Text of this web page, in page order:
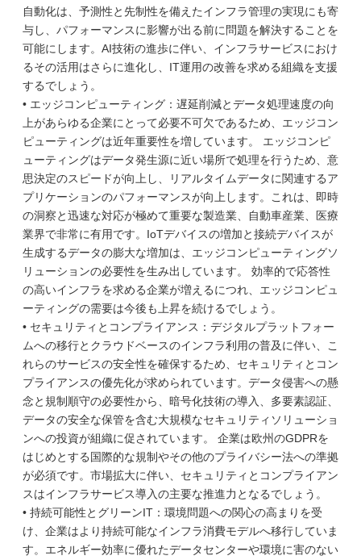
自動化は、予測性と先制性を備えたインフラ管理の実現にも寄
与し、パフォーマンスに影響が出る前に問題を解決することを
可能にします。AI技術の進歩に伴い、インフラサービスにおけ
るその活用はさらに進化し、IT運用の改善を求める組織を支援
するでしょう。
• エッジコンピューティング：遅延削減とデータ処理速度の向
上があらゆる企業にとって必要不可欠であるため、エッジコン
ピューティングは近年重要性を増しています。 エッジコンピ
ューティングはデータ発生源に近い場所で処理を行うため、意
思決定のスピードが向上し、リアルタイムデータに関連するア
プリケーションのパフォーマンスが向上します。これは、即時
の洞察と迅速な対応が極めて重要な製造業、自動車産業、医療
業界で非常に有用です。IoTデバイスの増加と接続デバイスが
生成するデータの膨大な増加は、エッジコンピューティングソ
リューションの必要性を生み出しています。 効率的で応答性
の高いインフラを求める企業が増えるにつれ、エッジコンピュ
ーティングの需要は今後も上昇を続けるでしょう。
• セキュリティとコンプライアンス：デジタルプラットフォー
ムへの移行とクラウドベースのインフラ利用の普及に伴い、こ
れらのサービスの安全性を確保するため、セキュリティとコン
プライアンスの優先化が求められています。データ侵害への懸
念と規制順守の必要性から、暗号化技術の導入、多要素認証、
データの安全な保管を含む大規模なセキュリティソリューショ
ンへの投資が組織に促されています。 企業は欧州のGDPRを
はじめとする国際的な規制やその他のプライバシー法への準拠
が必須です。市場拡大に伴い、セキュリティとコンプライアン
スはインフラサービス導入の主要な推進力となるでしょう。
• 持続可能性とグリーンIT：環境問題への関心の高まりを受
け、企業はより持続可能なインフラ消費モデルへ移行していま
す。エネルギー効率に優れたデータセンターや環境に害のない